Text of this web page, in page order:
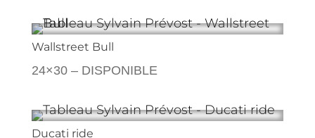
Wallstreet Bull
24×30 – DISPONIBLE
Ducati ride